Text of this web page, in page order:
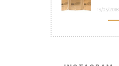
19/03/2018